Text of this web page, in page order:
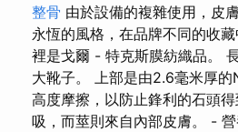
整骨 由於設備的複雜使用，皮
永恆的風格，在品牌不同的收
裡是戈爾 - 特克斯膜紡織品。
大靴子。 上部是由2.6毫米厚
高度摩擦，以防止鋒利的石頭
吸，而莖則來自內部皮膚。 -